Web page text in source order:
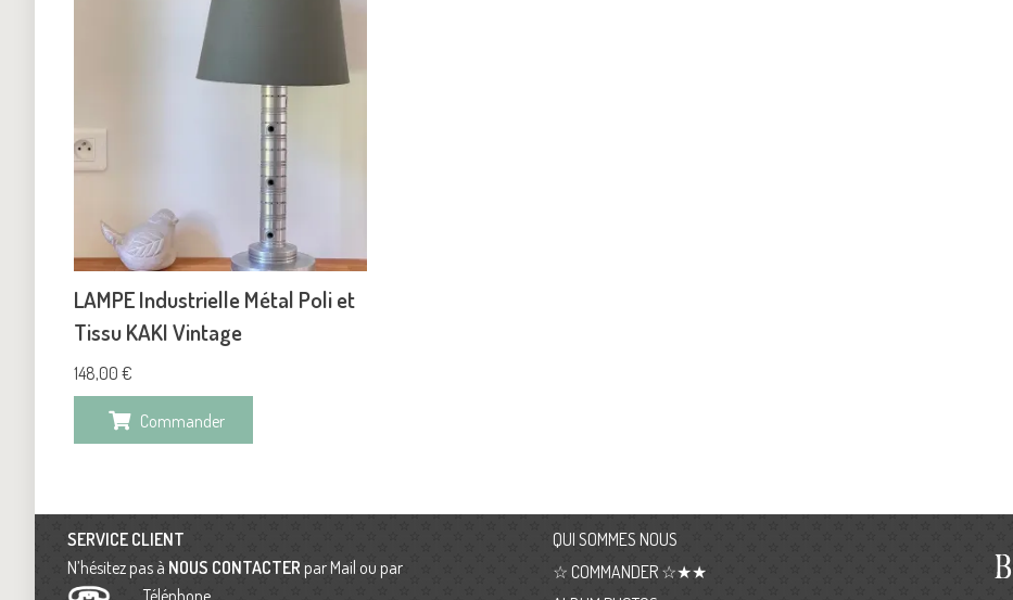
LAMPE Industrielle Métal Poli et
Tissu KAKI Vintage
148,00 €
Commander
SERVICE CLIENT
N’hésitez pas à NOUS CONTACTER par Mail ou par
QUI SOMMES NOUS
☆ COMMANDER ☆★★